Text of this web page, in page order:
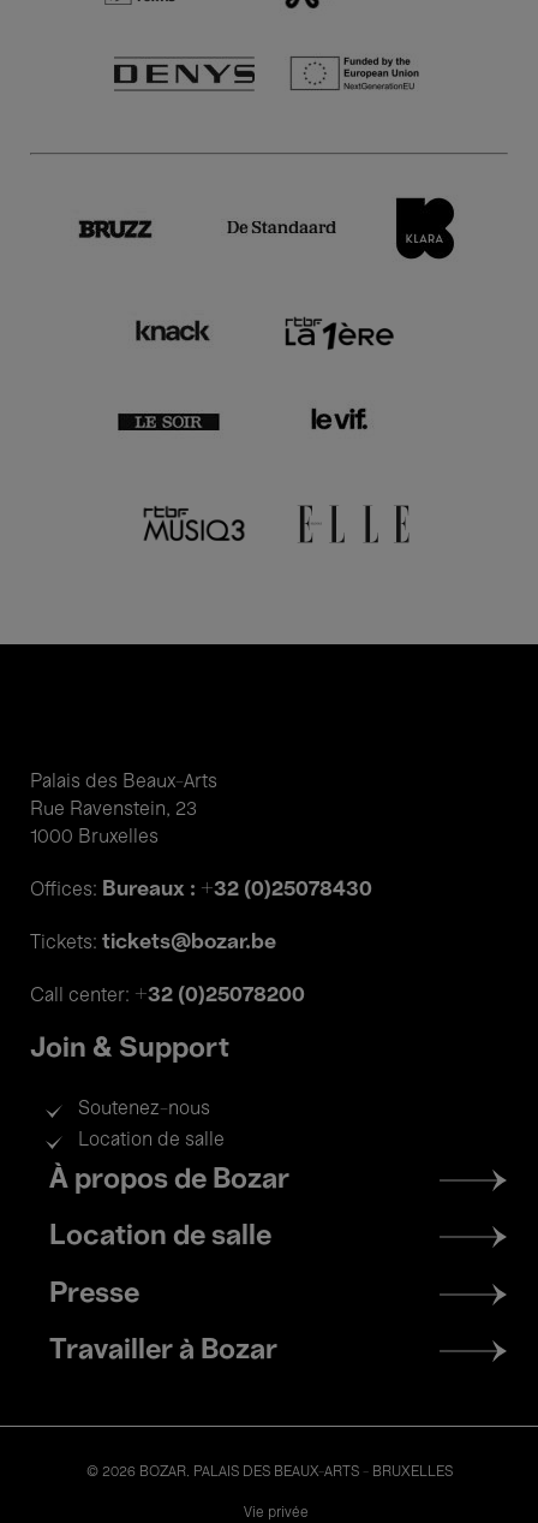
Palais des Beaux-Arts
Rue Ravenstein, 23
1000 Bruxelles
Offices: Bureaux : +32 (0)25078430
Tickets: tickets@bozar.be
Call center: +32 (0)25078200
Join & Support
Soutenez-nous
Location de salle
Footer
menu
À propos de Bozar
Location de salle
Presse
Travailler à Bozar
© 2026 BOZAR. PALAIS DES BEAUX-ARTS - BRUXELLES
Vie privée